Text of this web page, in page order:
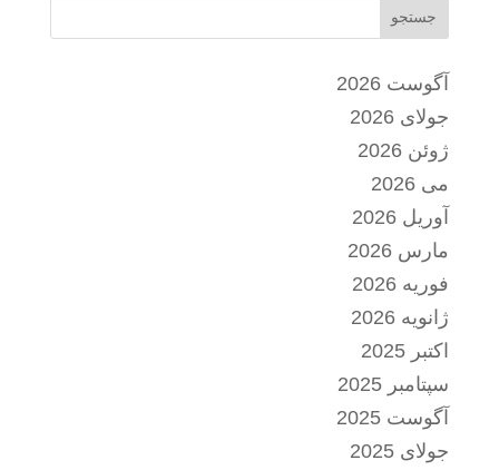
جستجو
آگوست 2026
جولای 2026
ژوئن 2026
می 2026
آوریل 2026
مارس 2026
فوریه 2026
ژانویه 2026
اکتبر 2025
سپتامبر 2025
آگوست 2025
جولای 2025